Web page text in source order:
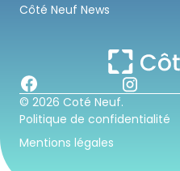
Côté Neuf News
© 2026 Coté Neuf.
Politique de confidentialité
Mentions légales